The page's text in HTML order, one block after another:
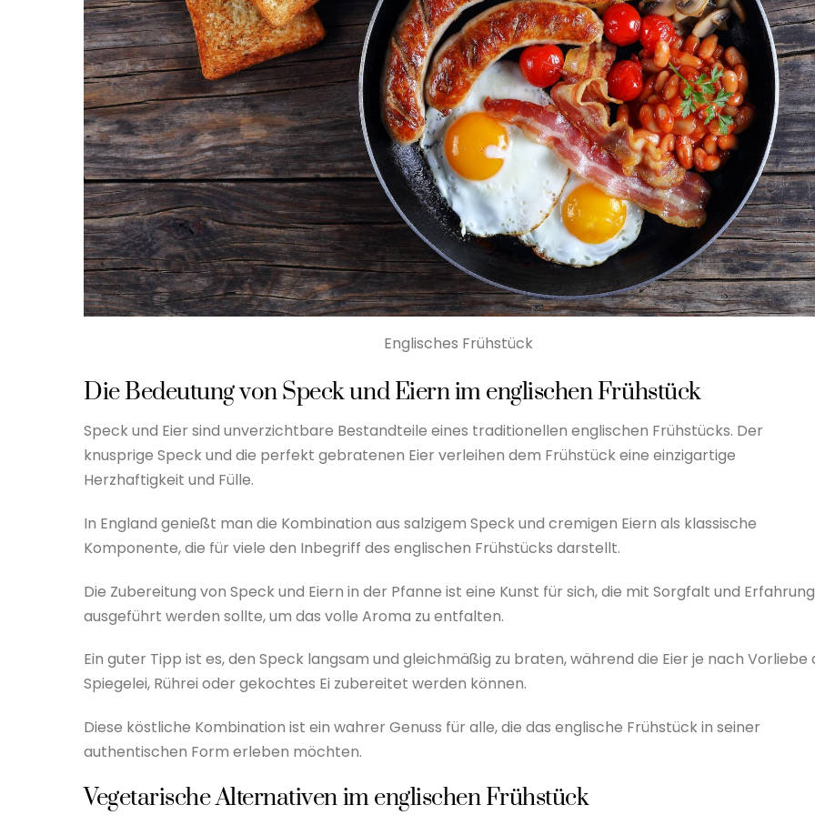
Englisches Frühstück
Die Bedeutung von Speck und Eiern im englischen Frühstück
Speck und Eier sind unverzichtbare Bestandteile eines traditionellen englischen Frühstücks. Der
knusprige Speck und die perfekt gebratenen Eier verleihen dem Frühstück eine einzigartige
Herzhaftigkeit und Fülle.
In England genießt man die Kombination aus salzigem Speck und cremigen Eiern als klassische
Komponente, die für viele den Inbegriff des englischen Frühstücks darstellt.
Die Zubereitung von Speck und Eiern in der Pfanne ist eine Kunst für sich, die mit Sorgfalt und Erfahrung
ausgeführt werden sollte, um das volle Aroma zu entfalten.
Ein guter Tipp ist es, den Speck langsam und gleichmäßig zu braten, während die Eier je nach Vorliebe
Spiegelei, Rührei oder gekochtes Ei zubereitet werden können.
Diese köstliche Kombination ist ein wahrer Genuss für alle, die das englische Frühstück in seiner
authentischen Form erleben möchten.
Vegetarische Alternativen im englischen Frühstück